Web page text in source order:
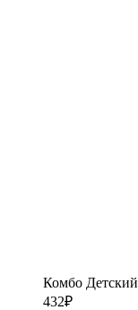
Комбо Детский
432₽